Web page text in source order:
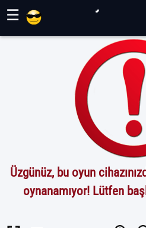
☰
Üzgünüz, bu oyun
oynanamıyor! Lütfen